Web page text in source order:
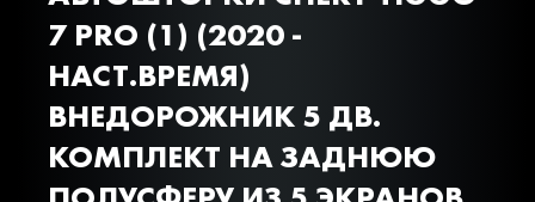
7 PRO (1) (2020 -
НАСТ.ВРЕМЯ)
ВНЕДОРОЖНИК 5 ДВ.
КОМПЛЕКТ НА ЗАДНЮЮ